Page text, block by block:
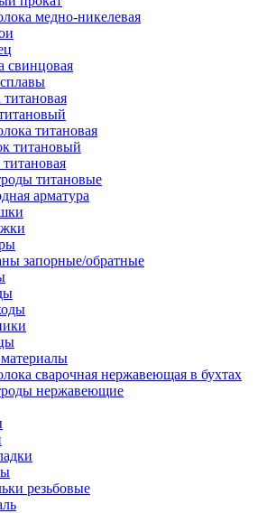
медно-никелевая
свинцовая
титановая
титановый
титановые
арматура
запорные/обратные
сварочная нержавеющая в бухтах
нержавеющие
резьбовые